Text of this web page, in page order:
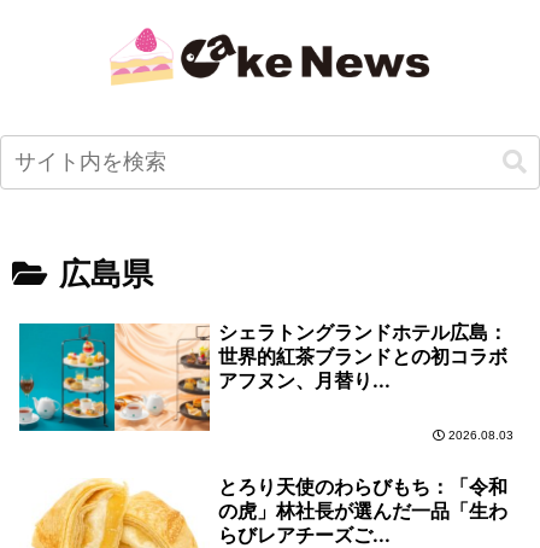
広島県
シェラトングランドホテル広島：
世界的紅茶ブランドとの初コラボ
アフヌン、月替り...
2026.08.03
とろり天使のわらびもち：「令和
の虎」林社長が選んだ一品「生わ
らびレアチーズご...